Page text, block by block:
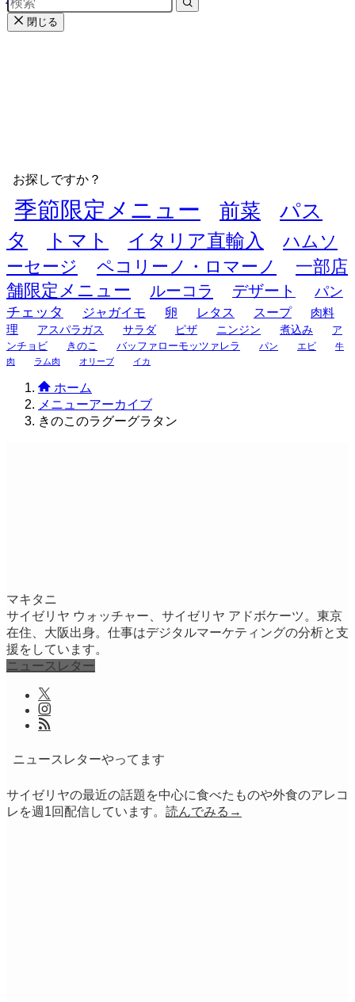
お探しですか？
季節限定メニュー 前菜
パス
タ
トマト イタリア直輸入
ハムソ
ーセージ
ペコリーノ・ロマーノ
一部店
舗限定メニュー
ルーコラ デザート
パン
チェッタ
ジャガイモ 卵 レタス スープ
肉料
理
アスパラガス サラダ ピザ ニンジン 煮込み
ア
ンチョビ
きのこ バッファローモッツァレラ パン エビ
牛
肉
ラム肉 オリーブ イカ
ホーム
メニューアーカイブ
きのこのラグーグラタン
マキタニ
サイゼリヤ ウォッチャー、サイゼリヤ アドボケーツ。東京
在住、大阪出身。仕事はデジタルマーケティングの分析と支
援をしています。
ニュースレター
ニュースレターやってます
サイゼリヤの最近の話題を中心に食べたものや外食のアレコ
レを週1回配信しています。 読んでみる→
閉じる